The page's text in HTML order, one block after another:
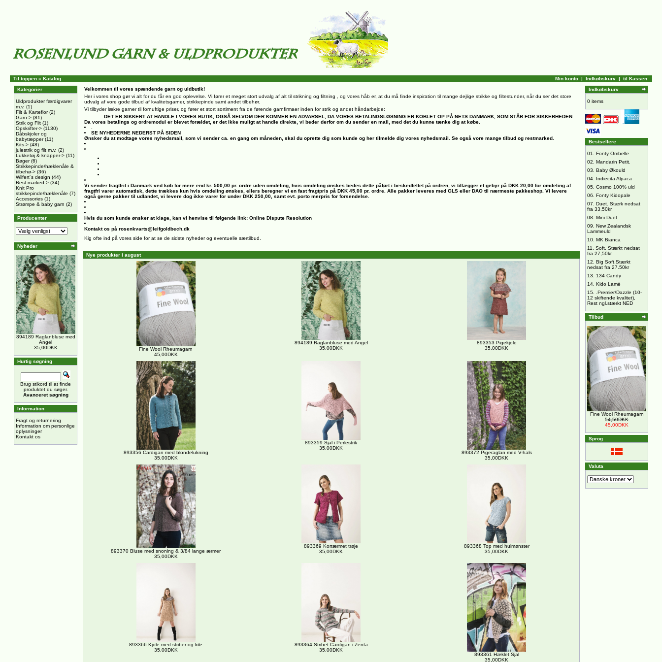
Til toppen » Katalog Min konto | Indkøbskurv | til Kassen
Kategorier
Uldprodukter færdigvarer
m.v. (1)
Filt & Karteflor(2)
Garn-> (81)
Strik og Filt (1)
Opskrifter-> (1130)
Dåbskjoler og
babytæpper(11)
Kits-> (48)
julestrik og filt m.v. (2)
Lukketøj & knapper-> (11)
Bøger(6)
Strikkepinde/hæklenåle &
tilbehø-> (36)
Wilfert´s design (44)
Rest marked-> (34)
Knit Pro
strikkepinde/hæklenåle (7)
Accessories (1)
Strømpe & baby garn (2)
Producenter
Nyheder
894189 Raglanbluse med
Angel
35,00DKK
Hurtig søgning
Brug stikord til at finde
produktet du søger.
Avanceret søgning
Information
Fragt og returnering
Information om personlige
oplysninger
Kontakt os
Velkommen til vores spændende garn og uldbutik!
Her i vores shop gør vi alt for du får en god oplevelse. Vi fører et meget stort udvalg af alt til strikning og filtning , og vores håb er, at du må finde inspiration til mange dejlige strikke og filtestunder, når du ser det store
udvalg af vore gode tilbud af kvalitetsgarner, strikkepinde samt andet tilbehør.
Vi tilbyder lækre garner til fornuftige priser, og fører et stort sortiment fra de førende garnfirmaer inden for strik og andet håndarbejde:
DET ER SIKKERT AT HANDLE I VORES BUTIK, OGSÅ SELVOM DER KOMMER EN ADVARSEL, DA VORES BETALINGSLØSNING ER KOBLET OP PÅ NETS DANMARK, SOM STÅR FOR SIKKERHEDEN
Da vores betalings og ordremodul er blevet forældet, er det ikke muligt at handle direkte, vi beder derfor om du sender en mail, med det du kunne tænke dig at købe.
SE NYHEDERNE NEDERST PÅ SIDEN
Ønsker du at modtage vores nyhedsmail, som vi sender ca. en gang om måneden, skal du oprette dig som kunde og her tilmelde dig vores nyhedsmail.
Se også vore mange tilbud og restmarked.
Vi sender fragtfrit i Danmark ved køb for mere end kr. 500,00 pr. ordre uden omdeling, hvis omdeling ønskes bedes dette påført i beskedfeltet på ordren, vi tillægger et gebyr på DKK 20,00 for omdeling af
fragtfri varer automatisk, dette trækkes kun hvis omdeling ønskes, ellers beregner vi en fast fragtpris på DKK 45,00 pr. ordre. Alle pakker leveres med GLS eller DAO til nærmeste pakkeshop. Vi levere
også gerne pakker til udlandet, vi levere dog ikke varer for under DKK 250,00, samt evt. porto merpris for forsendelse.
Hvis du som kunde ønsker at klage, kan vi henvise til følgende link: Online Dispute Resolution
Kontakt os på rosenkvarts@leifgoldbech.dk
Kig ofte ind på vores side for at se de sidste nyheder og eventuelle særtilbud.
Nye produkter i august
Fine Wool Rheumagarn
45,00DKK
894189 Raglanbluse med Angel
35,00DKK
893353 Pigekjole
35,00DKK
893356 Cardigan med blondelukning
35,00DKK
893359 Sjal i Perlestrik
35,00DKK
893372 Pigeraglan med V-hals
35,00DKK
893370 Bluse med snoning & 3/84 lange ærmer
35,00DKK
893369 Kortærmet trøje
35,00DKK
893368 Top med hulmønster
35,00DKK
893366 Kjole med striber og kile
35,00DKK
893364 Stribet Cardigan i Zenta
35,00DKK
893361 Hæklet Sjal
35,00DKK
Indkøbskurv
0 items
Bestsellere
01. Fonty Ombelle
02. Mandarin Petit.
03. Baby Økould
04. Indiecita Alpaca
05. Cosmo 100% uld
06. Fonty Kidopale
07. Duet. Stærk nedsat
fra 33,50kr
08. Mini Duet
09. New Zealandsk
Lammeuld
10. MK Bianca
11. Soft. Stærkt nedsat
fra 27,50kr
12. Big Soft.Stærkt
nedsat fra 27.50kr
13. 134 Candy
14. Kido Lamé
15.
.Premier/Dazzle (10-
12 skiftende kvalitet),
Rest ngl.stærkt NED
Tilbud
Fine Wool Rheumagarn
54,50DKK
45,00DKK
Sprog
Valuta